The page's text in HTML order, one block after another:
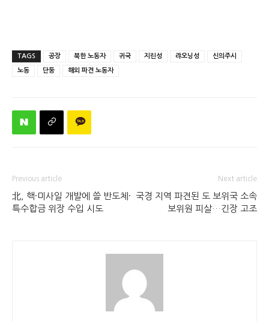
TAGS 공장 북한 노동자 귀국 지린성 랴오닝성 신의주시
노동 단둥 해외 파견 노동자
Previous article
北, 핵·미사일 개발에 쓸 반도체·
특수합금 위장 수입 시도
Next article
국경 지역 파견된 도 보위국 소속
보위원 피살…긴장 고조